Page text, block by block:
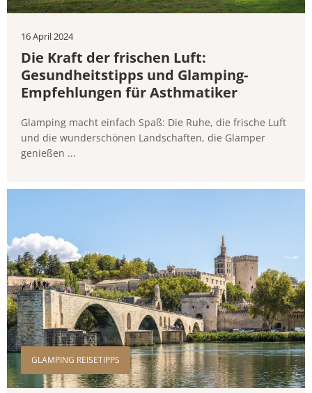
16 April 2024
Die Kraft der frischen Luft:
Gesundheitstipps und Glamping-
Empfehlungen für Asthmatiker
Glamping macht einfach Spaß: Die Ruhe, die frische Luft
und die wunderschönen Landschaften, die Glamper
genießen ...
GLAMPING REISETIPPS